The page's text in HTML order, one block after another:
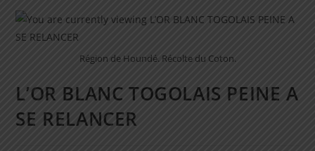
Région de Houndé. Récolte du Coton.
L’OR BLANC TOGOLAIS PEINE A
SE RELANCER